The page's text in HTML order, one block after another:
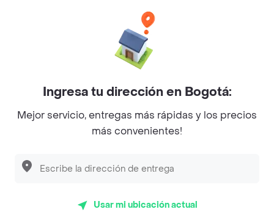
Descubre las PROMOCIONES que tenemos
Facebook
Twitter
Instagram
©2026Rappi Inc. All rights reserved.
Ingresa tu dirección en Bogotá:
Mejor servicio, entregas más rápidas y los precios
más convenientes!
Usar mi ubicación actual